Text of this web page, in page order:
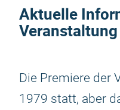
Aktuelle
Veranstaltung
Die Premiere der
1979 statt, aber